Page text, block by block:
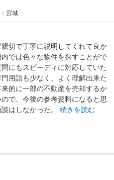
宮城
切で丁寧に説明してくれて良か
内では色々な物件を探すことがで
問にもスピーディに対応していた
用語も少なく、よく理解出来た
来的に一部の不動産を売却するか
ので、今後の参考資料になると思
はしなかった。 続きを読む